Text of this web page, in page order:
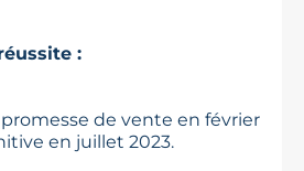
:
de vente en février
en juillet 2023.